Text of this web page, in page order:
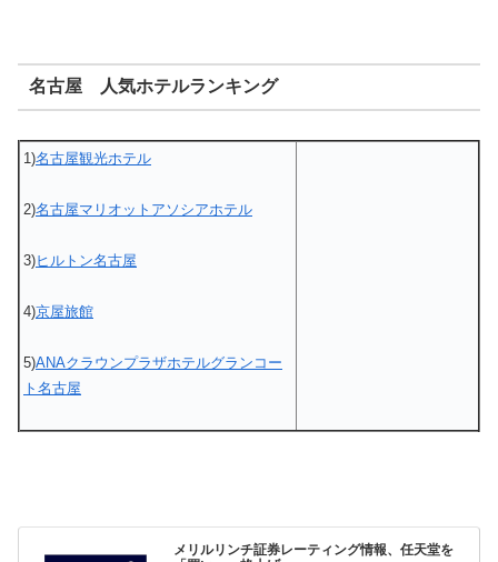
名古屋 人気ホテルランキング
1)名古屋観光ホテル
2)名古屋マリオットアソシアホテル
3)ヒルトン名古屋
4)京屋旅館
5)ANAクラウンプラザホテルグランコー
ト名古屋
メリルリンチ証券レーティング情報、任天堂を